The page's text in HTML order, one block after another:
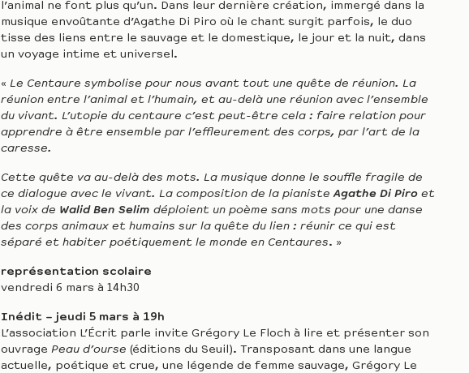
l’animal ne font plus qu’un. Dans leur dernière création, immergé dans la
musique envoûtante d’Agathe Di Piro où le chant surgit parfois, le duo
tisse des liens entre le sauvage et le domestique, le jour et la nuit, dans
un voyage intime et universel.
«Le Centaure symbolise pour nous avant tout une quête de réunion. La
réunion entre l’animal et l’humain, et au-delà une réunion avec l’ensemble
du vivant. L’utopie du centaure c’est peut-être cela : faire relation pour
apprendre à être ensemble par l’effleurement des corps, par l’art de la
caresse.
Cette quête va au-delà des mots. La musique donne le souffle fragile de
ce dialogue avec le vivant. La composition de la pianisteAgathe Di Piro et
la voix de Walid Ben Selim déploient un poème sans mots pour une danse
des corps animaux et humains sur la quête du lien : réunir ce qui est
séparé et habiter poétiquement le monde en Centaures. »
représentation scolaire
vendredi 6 mars à 14h30
Inédit – jeudi 5 mars à 19h
L’association L’Écrit parle invite Grégory Le Floch à lire et présenter son
ouvragePeau d’ourse (éditions du Seuil). Transposant dans une langue
actuelle, poétique et crue, une légende de femme sauvage, Grégory Le